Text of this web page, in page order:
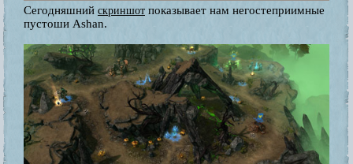
Сегодняшний скриншот показывает нам негостеприимные
пустоши Ashan.